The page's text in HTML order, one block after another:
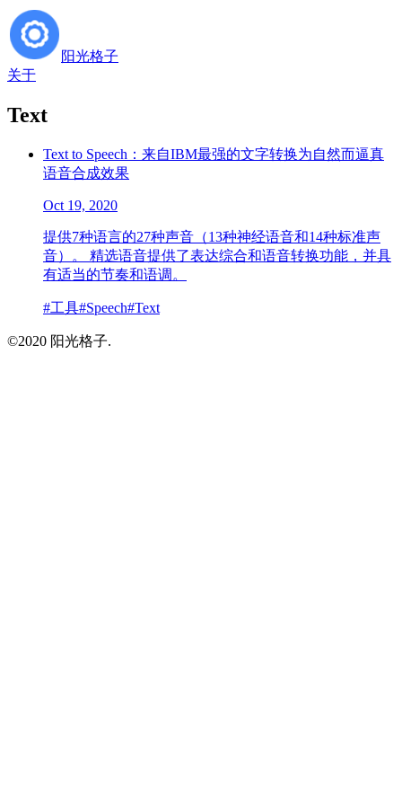
阳光格子
关于
Text
Text to Speech：来自IBM最强的文字转换为自然而逼真
语音合成效果
Oct 19, 2020
提供7种语言的27种声音（13种神经语音和14种标准声
音）。 精选语音提供了表达综合和语音转换功能，并具
有适当的节奏和语调。
#工具#Speech#Text
©2020 阳光格子.